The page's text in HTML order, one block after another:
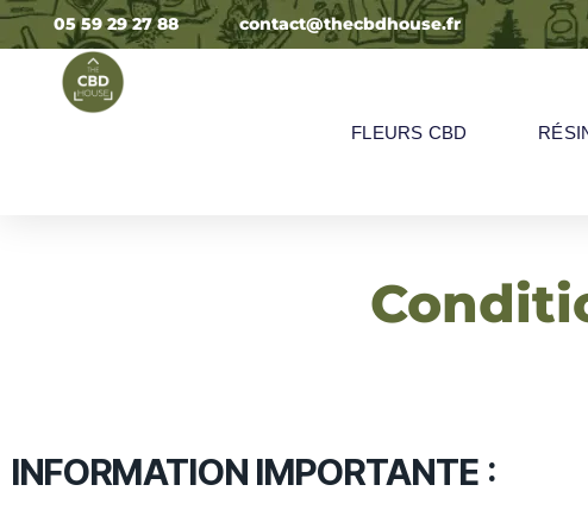
05 59 29 27 88 contact@thecbdhouse.fr
FLEURS CBD
INFORMATION IMPORTANTE :